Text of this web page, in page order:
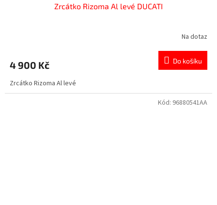
Zrcátko Rizoma Al levé DUCATI
Na dotaz
4 900 Kč Do košíku
Zrcátko Rizoma Al levé
Kód: 96880541AA